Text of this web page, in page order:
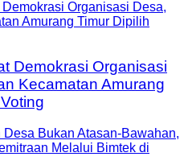
Demokrasi Organisasi
Kecamatan Amurang